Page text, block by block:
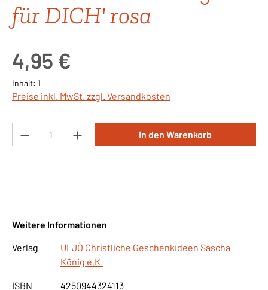
für DICH' rosa
4,95 €
Inhalt: 1
Preise inkl. MwSt. zzgl. Versandkosten
Produkt Anzahl: Gib den gewünschten
In den Warenkorb
Weitere Informationen
Verlag
ULJÖ Christliche Geschenkideen Sascha
König e.K.
ISBN 4250944324113